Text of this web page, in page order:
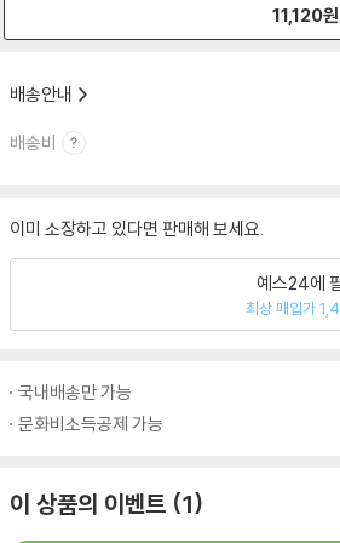
11,120원
배송안내
배송비
이미 소장하고 있다면 판매해 보세요.
예스24에
최상 매입가
국내배송만 가능
문화비소득공제 가능
이 상품의 이벤트 1